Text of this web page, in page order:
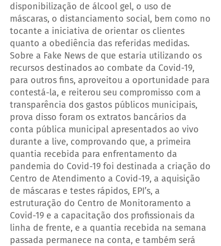
disponibilização de álcool gel, o uso de
máscaras, o distanciamento social, bem como no
tocante a iniciativa de orientar os clientes
quanto a obediência das referidas medidas.
Sobre a Fake News de que estaria utilizando os
recursos destinados ao combate da Covid-19,
para outros fins, aproveitou a oportunidade para
contestá-la, e reiterou seu compromisso com a
transparência dos gastos públicos municipais,
prova disso foram os extratos bancários da
conta pública municipal apresentados ao vivo
durante a live, comprovando que, a primeira
quantia recebida para enfrentamento da
pandemia do Covid-19 foi destinada a criação do
Centro de Atendimento a Covid-19, a aquisição
de máscaras e testes rápidos, EPI’s, a
estruturação do Centro de Monitoramento a
Covid-19 e a capacitação dos profissionais da
linha de frente, e a quantia recebida na semana
passada permanece na conta, e também será